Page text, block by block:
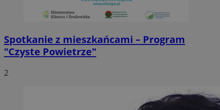
Spotkanie z mieszkańcami – Program
"Czyste Powietrze"
2